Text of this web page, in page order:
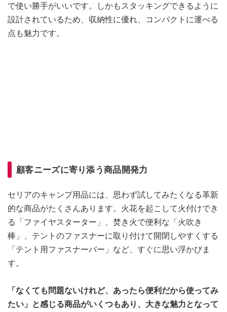
で使い勝手がいいです。しかもスタッキングできるように
設計されているため、収納性に優れ、コンパクトに運べる
点も魅力です。
顧客ニーズに寄り添う商品開発力
セリアのキャンプ用品には、思わず試してみたくなる革新
的な商品がたくさんあります。火花を起こして火付けでき
る「ファイヤスターター」、焚き火で便利な「火吹き
棒」、テントのファスナーに取り付けて開閉しやすくする
「テント用ファスナーバー」など、すぐに思い浮かびま
す。
「なくても問題ないけれど、あったら便利だから使ってみ
たい」と感じる商品がいくつもあり、大きな魅力となって